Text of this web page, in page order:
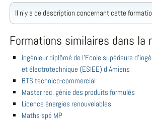
Il n'y a de description concernant cette
Formations similaires dans la
Ingénieur diplômé de l'Ecole supérieure
et électrotechnique (ESIEE) d'Amiens
BTS technico-commercial
Master rec. génie des produits formulés
Licence énergies renouvelables
Maths spé MP